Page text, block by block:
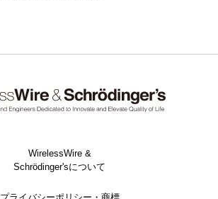
WirelessWire &
Schrödinger'sについて